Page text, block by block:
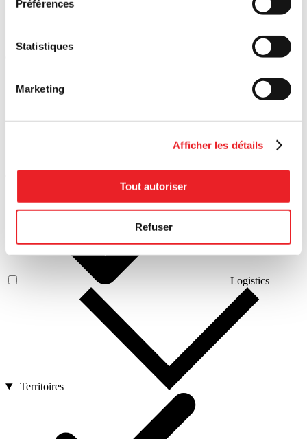
Préférences
Statistiques
Marketing
Afficher les détails
Tout autoriser
Refuser
Local
economy
Logistics
Territoires